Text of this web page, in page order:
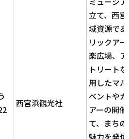
西宮浜観光社
立て、西
域資源で
リックア
楽広場、
トリート
用したマ
ベントや
アーの開
て、まち
魅力を発